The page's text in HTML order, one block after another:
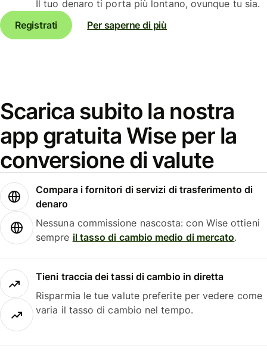
Il tuo denaro ti porta più lontano, ovunque tu sia.
Registrati
Per saperne di più
Scarica subito la nostra
app gratuita Wise per la
conversione di valute
Compara i fornitori di servizi di trasferimento di
denaro
Nessuna commissione nascosta: con Wise ottieni
sempre il tasso di cambio medio di mercato.
Tieni traccia dei tassi di cambio in diretta
Risparmia le tue valute preferite per vedere come
varia il tasso di cambio nel tempo.